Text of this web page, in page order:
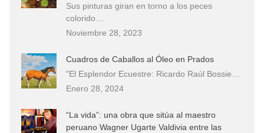
Sus pinturas giran en torno a los peces
colorido…
Noviembre 28, 2023
Cuadros de Caballos al Óleo en Prados
"El Esplendor Ecuestre: Ricardo Raúl Bossie…
Enero 28, 2024
“La vida”: una obra que sitúa al maestro
peruano Wagner Ugarte Valdivia entre las